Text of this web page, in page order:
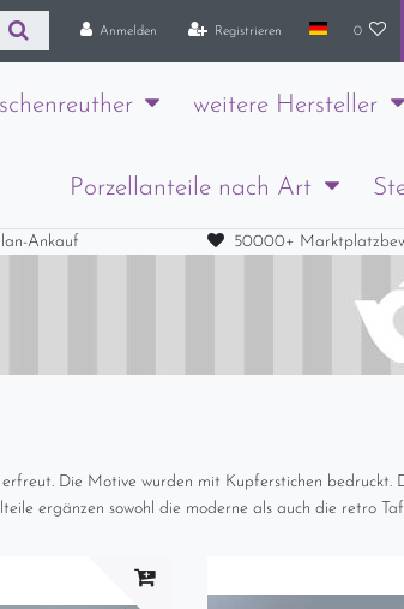
Anmelden Registrieren 0
weitere Hersteller
Porzellanteile nach Art
Ankauf 50000+
Die Motive wurden mit Kupferstichen bedruckt.
ergänzen sowohl die moderne als auch die retro